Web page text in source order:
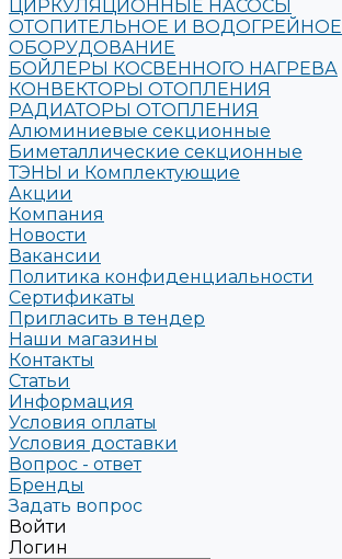
ЦИРКУЛЯЦИОННЫЕ НАСОСЫ
ОТОПИТЕЛЬНОЕ И ВОДОГРЕЙНОЕ
ОБОРУДОВАНИЕ
БОЙЛЕРЫ КОСВЕННОГО НАГРЕВА
КОНВЕКТОРЫ ОТОПЛЕНИЯ
РАДИАТОРЫ ОТОПЛЕНИЯ
Алюминиевые секционные
Биметаллические секционные
ТЭНЫ и Комплектующие
Акции
Компания
Новости
Вакансии
Политика конфиденциальности
Сертификаты
Пригласить в тендер
Наши магазины
Контакты
Статьи
Информация
Условия оплаты
Условия доставки
Вопрос - ответ
Бренды
Задать вопрос
Войти
Логин